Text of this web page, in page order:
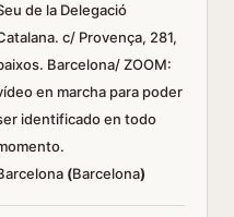
de la Delegació
c/ Provença, 281,
Barcelona/ ZOOM:
en marcha para poder
identificado en todo
(Barcelona)